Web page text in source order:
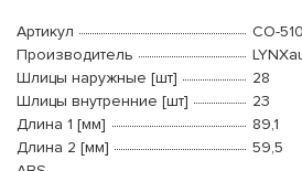
Артикул
CO-
Производитель
Шлицы наружные [шт]
28
Шлицы внутренние [шт]
23
Длина 1 [мм]
89,1
Длина 2 [мм]
59,5